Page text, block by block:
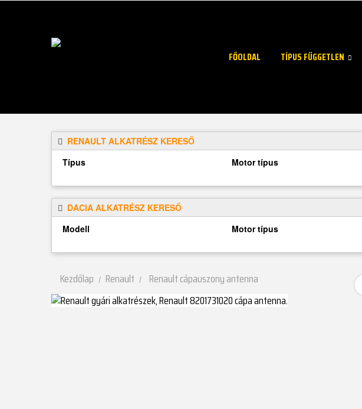
FŐOLDAL TÍPUS FÜGGETLEN
RENAULT ALKATRÉSZ KERESŐ
Típus
Motor típus
DACIA ALKATRÉSZ KERESŐ
Modell
Motor típus
Kezdőlap Renault Renault cápauszony antenna